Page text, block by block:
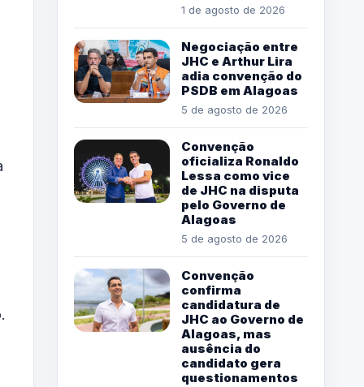
1 de agosto de 2026
Negociação entre
JHC e Arthur Lira
adia convenção do
PSDB em Alagoas
5 de agosto de 2026
Convenção
oficializa Ronaldo
Lessa como vice
de JHC na disputa
pelo Governo de
Alagoas
5 de agosto de 2026
Convenção
confirma
candidatura de
JHC ao Governo de
Alagoas, mas
ausência do
candidato gera
questionamentos